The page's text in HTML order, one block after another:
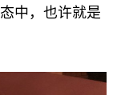
中，也许就是